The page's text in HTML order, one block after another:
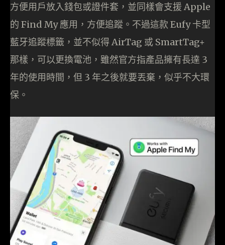
方便用戶放入錢包或證件套，並同樣會支援 Apple
的 Find My 應用，方便追蹤。不過這款 Eufy 卡型
藍牙追蹤標籤，並不似得 AirTag 或 SmartTag+
那樣，可以更換電池，雖然官方指產品擁有長達 3
年的使用時間，但 3 年之後就要丟棄，似乎不大環
保。